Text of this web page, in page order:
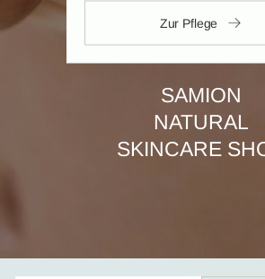
Zur Pflege
SAMION
NATURAL
SKINCARE